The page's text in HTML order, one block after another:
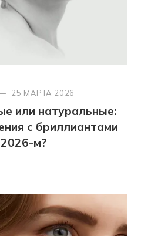
25 МАРТА 2026
или натуральные:
с бриллиантами
м?